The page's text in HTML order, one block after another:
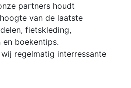
partners houdt
van de laatste
fietskleding,
en boekentips.
regelmatig interressante